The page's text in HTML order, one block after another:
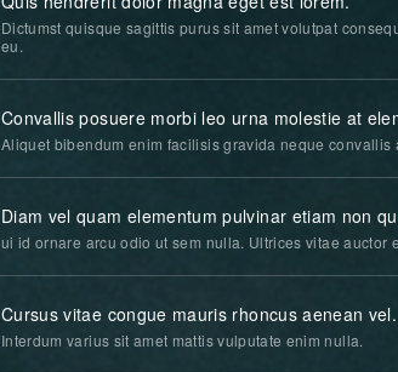
Dictumst quisque sagittis purus sit amet volutpat
eu.
Convallis posuere morbi leo urna molestie at
Aliquet bibendum enim facilisis gravida neque convallis
Diam vel quam elementum pulvinar etiam non
ui id ornare arcu odio ut sem nulla. Ultrices vitae
Cursus vitae congue mauris rhoncus aenean vel.
Interdum varius sit amet mattis vulputate enim nulla.